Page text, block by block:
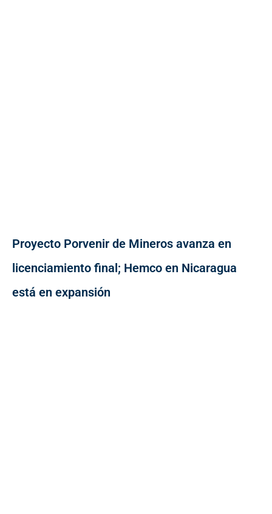
Proyecto Porvenir de Mineros avanza en
licenciamiento final; Hemco en Nicaragua
está en expansión